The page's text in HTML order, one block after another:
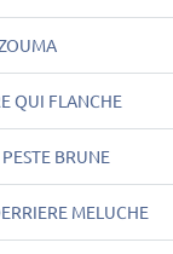
QUI FLANCHE
BRUNE
MELUCHE